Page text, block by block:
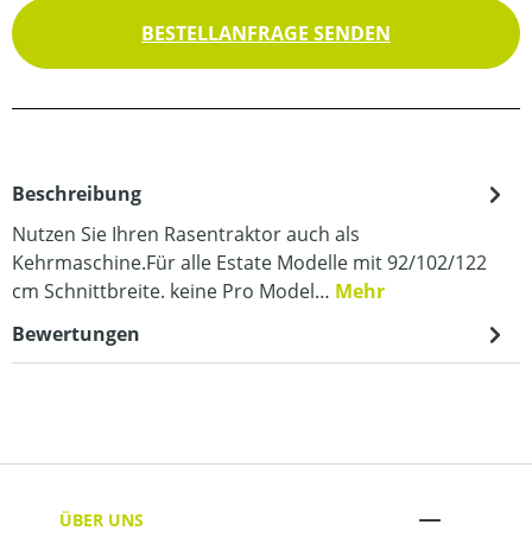
BESTELLANFRAGE SENDEN
Beschreibung
Nutzen Sie Ihren Rasentraktor auch als
Kehrmaschine.Für alle Estate Modelle mit 92/102/122
cm Schnittbreite. keine Pro Model… Mehr
Bewertungen
ÜBER UNS